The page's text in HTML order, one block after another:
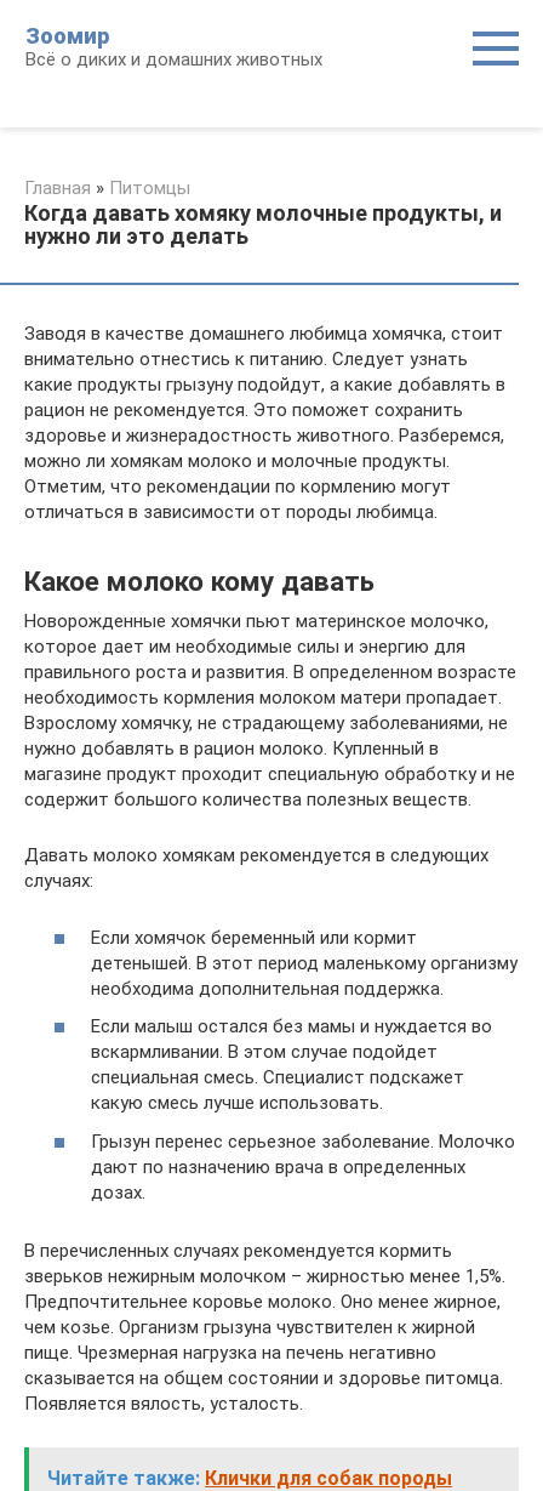
контенту
Зоомир
Всё о диких и домашних животных
Главная » Питомцы
Когда давать хомяку молочные продукты, и
нужно ли это делать
Заводя в качестве домашнего любимца хомячка, стоит
внимательно отнестись к питанию. Следует узнать
какие продукты грызуну подойдут, а какие добавлять в
рацион не рекомендуется. Это поможет сохранить
здоровье и жизнерадостность животного. Разберемся,
можно ли хомякам молоко и молочные продукты.
Отметим, что рекомендации по кормлению могут
отличаться в зависимости от породы любимца.
Какое молоко кому давать
Новорожденные хомячки пьют материнское молочко,
которое дает им необходимые силы и энергию для
правильного роста и развития. В определенном возрасте
необходимость кормления молоком матери пропадает.
Взрослому хомячку, не страдающему заболеваниями, не
нужно добавлять в рацион молоко. Купленный в
магазине продукт проходит специальную обработку и не
содержит большого количества полезных веществ.
Давать молоко хомякам рекомендуется в следующих
случаях:
Если хомячок беременный или кормит
детенышей. В этот период маленькому организму
необходима дополнительная поддержка.
Если малыш остался без мамы и нуждается во
вскармливании. В этом случае подойдет
специальная смесь. Специалист подскажет
какую смесь лучше использовать.
Грызун перенес серьезное заболевание. Молочко
дают по назначению врача в определенных
дозах.
В перечисленных случаях рекомендуется кормить
зверьков нежирным молочком – жирностью менее 1,5%.
Предпочтительнее коровье молоко. Оно менее жирное,
чем козье. Организм грызуна чувствителен к жирной
пище. Чрезмерная нагрузка на печень негативно
сказывается на общем состоянии и здоровье питомца.
Появляется вялость, усталость.
Читайте также: Клички для собак породы